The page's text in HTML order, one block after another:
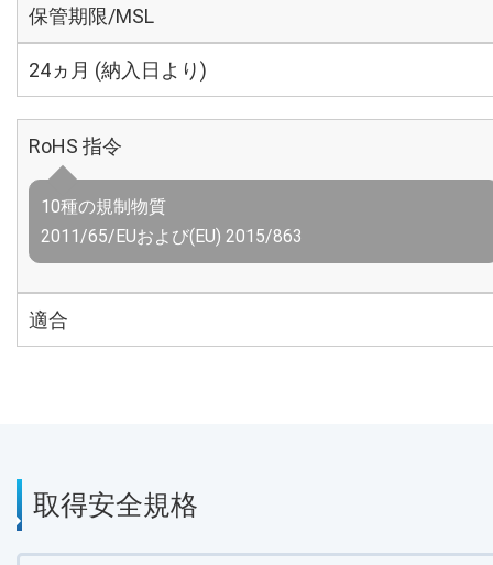
保管期限/MSL
24ヵ月 (納入日より)
RoHS 指令
10種の規制物質
2011/65/EUおよび(EU) 2015/863
適合
取得安全規格